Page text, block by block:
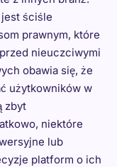
ściśle
prawnym, które
nieuczciwymi
obawia się, że
użytkowników w
zbyt
niektóre
lub
platform o ich